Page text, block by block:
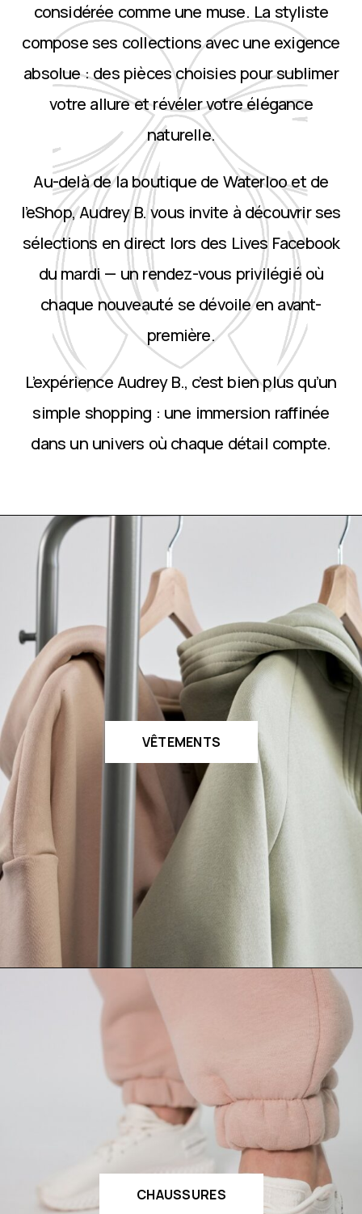
considérée comme une muse. La styliste
compose ses collections avec une exigence
absolue : des pièces choisies pour sublimer
votre allure et révéler votre élégance
naturelle.
Au-delà de la boutique de Waterloo et de
l’eShop, Audrey B. vous invite à découvrir ses
sélections en direct lors des Lives Facebook
du mardi — un rendez-vous privilégié où
chaque nouveauté se dévoile en avant-
première.
L’expérience Audrey B., c’est bien plus qu’un
simple shopping : une immersion raffinée
dans un univers où chaque détail compte.
VÊTEMENTS
CHAUSSURES